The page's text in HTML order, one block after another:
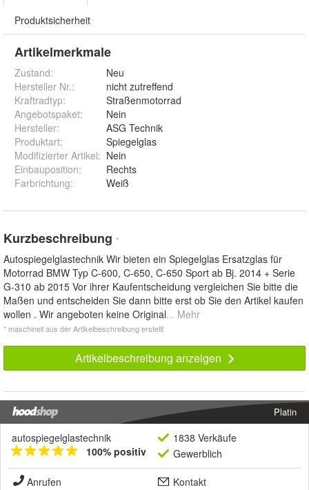
Produktsicherheit
Artikelmerkmale
Zustand:
Neu
Hersteller Nr.:
nicht zutreffend
Kraftradtyp:
Straßenmotorrad
Angebotspaket:
Nein
Hersteller:
ASG Technik
Produktart:
Spiegelglas
Modifizierter Artikel: Nein
Einbauposition:
Rechts
Farbrichtung: Weiß
Kurzbeschreibung *
Autospiegelglastechnik Wir bieten ein Spiegelglas Ersatzglas für
Motorrad BMW Typ C-600, C-650, C-650 Sport ab Bj. 2014 + Serie
G-310 ab 2015 Vor ihrer Kaufentscheidung vergleichen Sie bitte die
Maßen und entscheiden Sie dann bitte erst ob Sie den Artikel kaufen
wollen . Wir angeboten keine Original... Mehr
* maschinell aus der Artikelbeschreibung erstellt
Artikelbeschreibung anzeigen
Platin
autospiegelglastechnik
100% positiv
1838 Verkäufe
Gewerblich
Anrufen
Kontakt